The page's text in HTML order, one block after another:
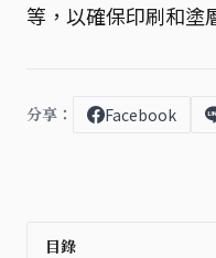
等，以確保印刷和塗
分享： Facebook
目錄